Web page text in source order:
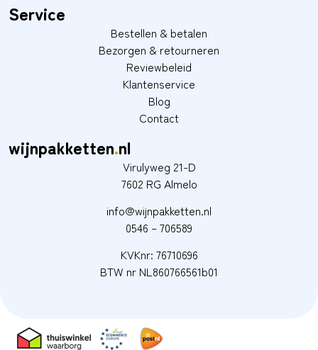
Service
Bestellen & betalen
Bezorgen & retourneren
Reviewbeleid
Klantenservice
Blog
Contact
wijnpakketten.nl
Virulyweg 21-D
7602 RG Almelo
info@wijnpakketten.nl
0546 – 706589
KVKnr: 76710696
BTW nr NL860766561b01